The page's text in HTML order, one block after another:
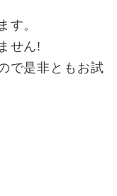
す。
せん!
で是非ともお試